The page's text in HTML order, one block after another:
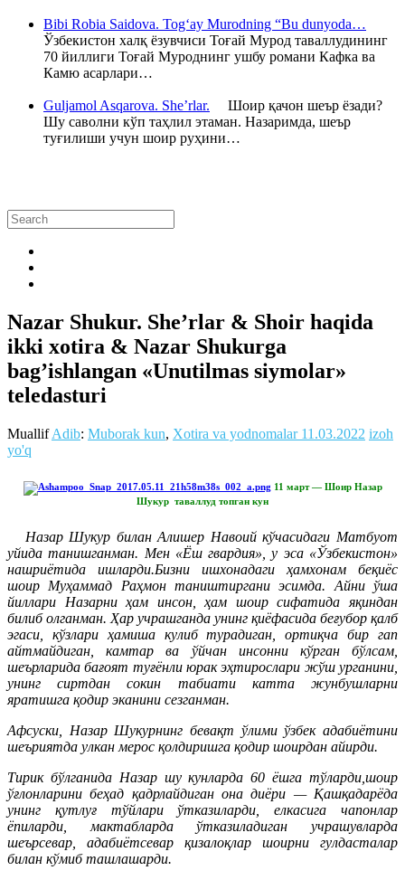
Bibi Robia Saidova. Tog‘ay Murodning “Bu dunyoda…
Ўзбекистон халқ ёзувчиси Тоғай Мурод таваллудининг
70 йиллиги Тоғай Муроднинг ушбу романи Кафка ва
Камю асарлари…
Guljamol Asqarova. She’rlar. Шоир қачон шеър ёзади?
Шу саволни кўп таҳлил этаман. Назаримда, шеър
туғилиши учун шоир руҳини…
Nazar Shukur. She’rlar & Shoir haqida
ikki xotira & Nazar Shukurga
bag’ishlangan «Unutilmas siymolar»
teledasturi
MuallifAdib: Muborak kun, Xotira va yodnomalar 11.03.2022 izoh
yo'q
11 март — Шоир Назар
Шукур таваллуд топган кун
Назар Шукур билан Алишер Навоий кўчасидаги Матбуот
уйида танишганман. Мен «Ёш гвардия», у эса «Ўзбекистон»
нашриётида ишларди.Бизни ишхонадаги ҳамхонам беқиёс
шоир Муҳаммад Раҳмон таништиргани эсимда. Айни ўша
йиллари Назарни ҳам инсон, ҳам шоир сифатида яқиндан
билиб олганман. Ҳар учрашганда унинг қиёфасида беғубор қалб
эгаси, кўзлари ҳамиша кулиб турадиган, ортиқча бир гап
айтмайдиган, камтар ва ўйчан инсонни кўрган бўлсам,
шеърларида бағоят туғёнли юрак эҳтирослари жўш урганини,
унинг сиртдан сокин табиати катта жунбушларни
яратишга қодир эканини сезганман.
Афсуски, Назар Шукурнинг бевақт ўлими ўзбек адабиётини
шеъриятда улкан мерос қолдиришга қодир шоирдан айирди.
Тирик бўлганида Назар шу кунларда 60 ёшга тўларди,шоир
ўғлонларини беҳад қадрлайдиган она диёри — Қашқадарёда
унинг қутлуғ тўйлари ўтказиларди, елкасига чапонлар
ёпиларди, мактабларда ўтказиладиган учрашувларда
шеърсевар, адабиётсевар қизалоқлар шоирни гулдасталар
билан кўмиб ташлашарди.